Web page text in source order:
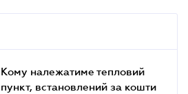
Кому належатиме тепловий
пункт, встановлений за кошти